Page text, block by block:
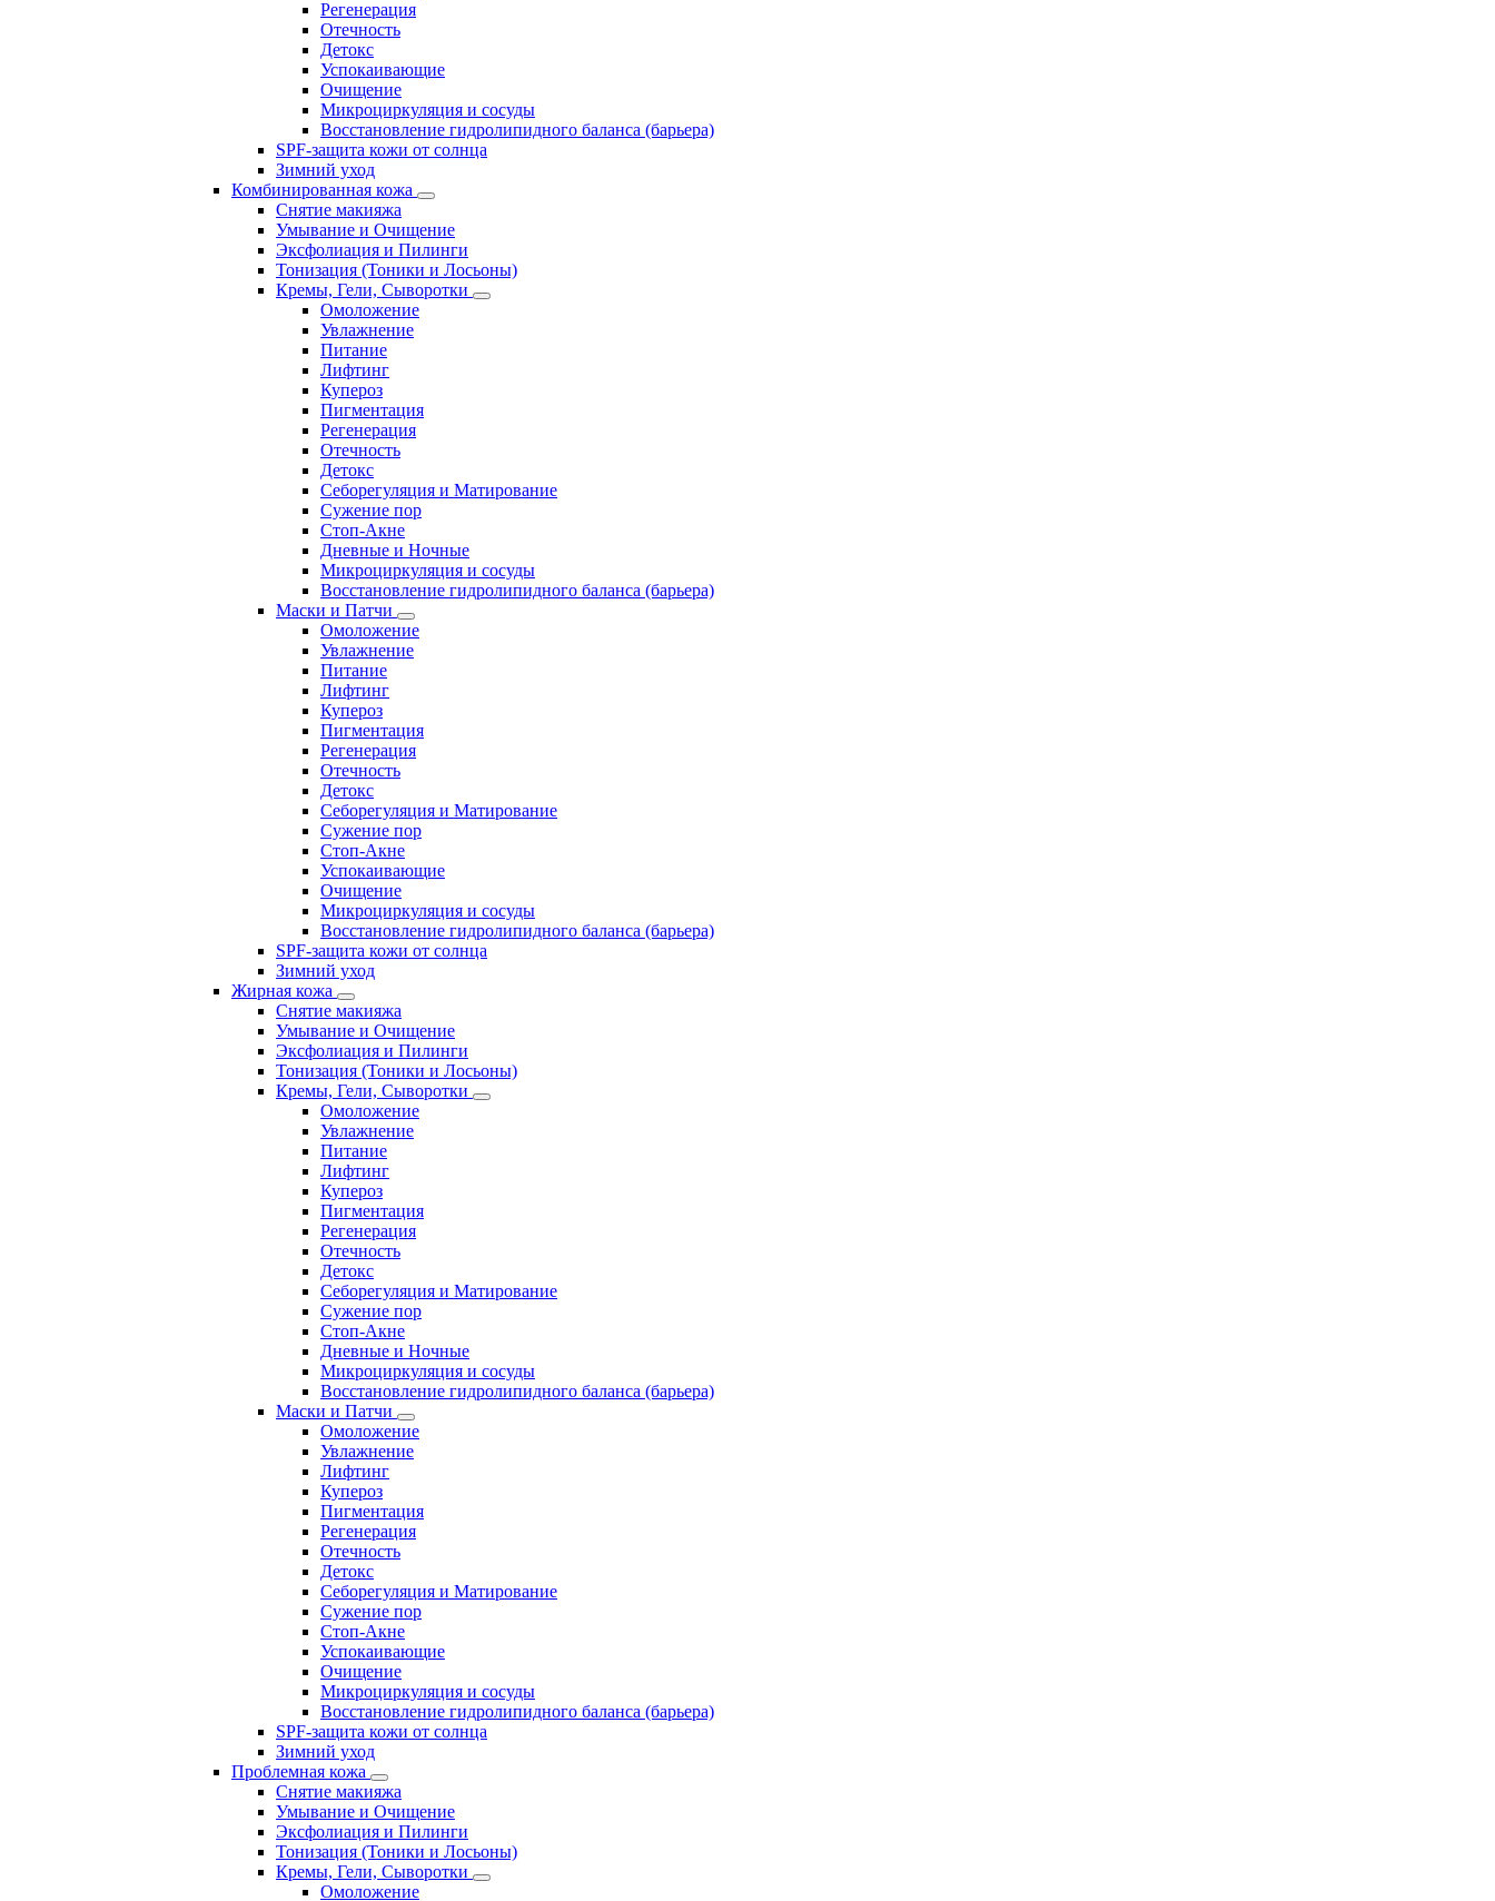
Регенерация
Отечность
Детокс
Успокаивающие
Очищение
Микроциркуляция и сосуды
Восстановление гидролипидного баланса (барьера)
SPF-защита кожи от солнца
Зимний уход
Комбинированная кожа
Снятие макияжа
Умывание и Очищение
Эксфолиация и Пилинги
Тонизация (Тоники и Лосьоны)
Кремы, Гели, Сыворотки
Омоложение
Увлажнение
Питание
Лифтинг
Купероз
Пигментация
Регенерация
Отечность
Детокс
Себорегуляция и Матирование
Сужение пор
Стоп-Акне
Дневные и Ночные
Микроциркуляция и сосуды
Восстановление гидролипидного баланса (барьера)
Маски и Патчи
Омоложение
Увлажнение
Питание
Лифтинг
Купероз
Пигментация
Регенерация
Отечность
Детокс
Себорегуляция и Матирование
Сужение пор
Стоп-Акне
Успокаивающие
Очищение
Микроциркуляция и сосуды
Восстановление гидролипидного баланса (барьера)
SPF-защита кожи от солнца
Зимний уход
Жирная кожа
Снятие макияжа
Умывание и Очищение
Эксфолиация и Пилинги
Тонизация (Тоники и Лосьоны)
Кремы, Гели, Сыворотки
Омоложение
Увлажнение
Питание
Лифтинг
Купероз
Пигментация
Регенерация
Отечность
Детокс
Себорегуляция и Матирование
Сужение пор
Стоп-Акне
Дневные и Ночные
Микроциркуляция и сосуды
Восстановление гидролипидного баланса (барьера)
Маски и Патчи
Омоложение
Увлажнение
Лифтинг
Купероз
Пигментация
Регенерация
Отечность
Детокс
Себорегуляция и Матирование
Сужение пор
Стоп-Акне
Успокаивающие
Очищение
Микроциркуляция и сосуды
Восстановление гидролипидного баланса (барьера)
SPF-защита кожи от солнца
Зимний уход
Проблемная кожа
Снятие макияжа
Умывание и Очищение
Эксфолиация и Пилинги
Тонизация (Тоники и Лосьоны)
Кремы, Гели, Сыворотки
Омоложение